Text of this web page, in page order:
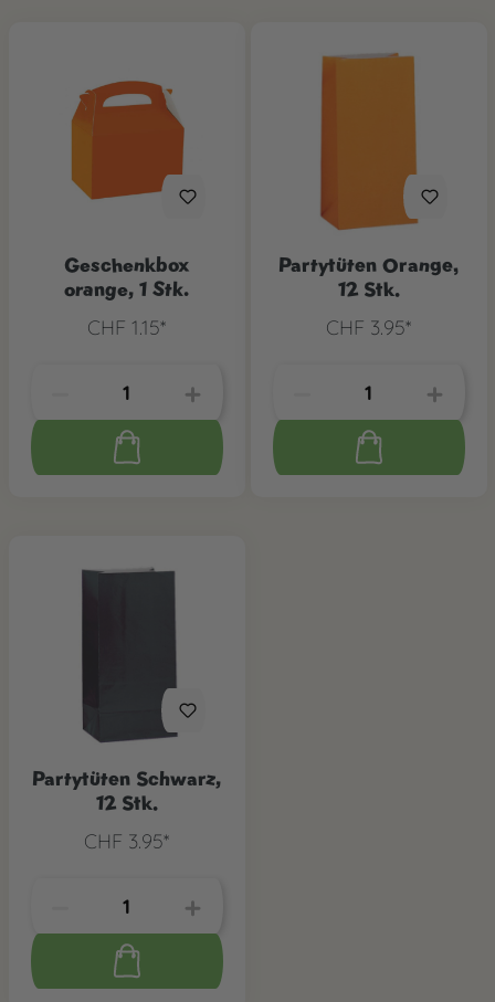
Geschenkbox
orange, 1 Stk.
CHF 1.15*
Partytüten Orange,
12 Stk.
CHF 3.95*
Partytüten Schwarz,
12 Stk.
CHF 3.95*